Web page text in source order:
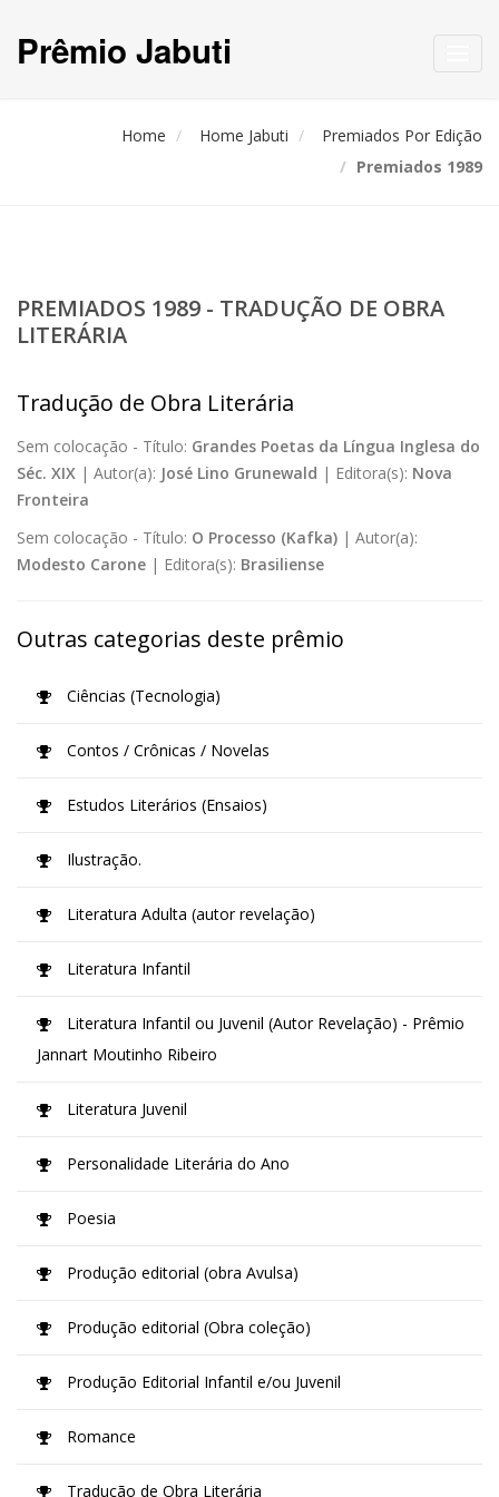
Prêmio Jabuti
Home Home Jabuti
Premiados Por Edição
Premiados 1989
PREMIADOS 1989 - TRADUÇÃO DE OBRA
LITERÁRIA
Tradução de Obra Literária
Sem colocação - Título: Grandes Poetas da Língua Inglesa do
Séc. XIX | Autor(a): José Lino Grunewald | Editora(s): Nova
Fronteira
Sem colocação - Título: O Processo (Kafka) | Autor(a):
Modesto Carone | Editora(s): Brasiliense
Outras categorias deste prêmio
Ciências (Tecnologia)
Contos / Crônicas / Novelas
Estudos Literários (Ensaios)
Ilustração.
Literatura Adulta (autor revelação)
Literatura Infantil
Literatura Infantil ou Juvenil (Autor Revelação) - Prêmio
Jannart Moutinho Ribeiro
Literatura Juvenil
Personalidade Literária do Ano
Poesia
Produção editorial (obra Avulsa)
Produção editorial (Obra coleção)
Produção Editorial Infantil e/ou Juvenil
Romance
Tradução de Obra Literária